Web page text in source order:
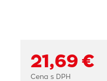
21,69 €
Cena s DPH